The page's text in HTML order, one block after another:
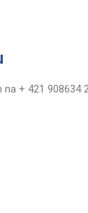
+ 421 908634